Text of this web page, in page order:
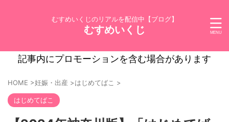
むすめいくじのリアルを配信中【ブログ】
むすめいくじ
記事内にプロモーションを含む場合があります
HOME >妊娠・出産 >はじめてばこ >
はじめてばこ